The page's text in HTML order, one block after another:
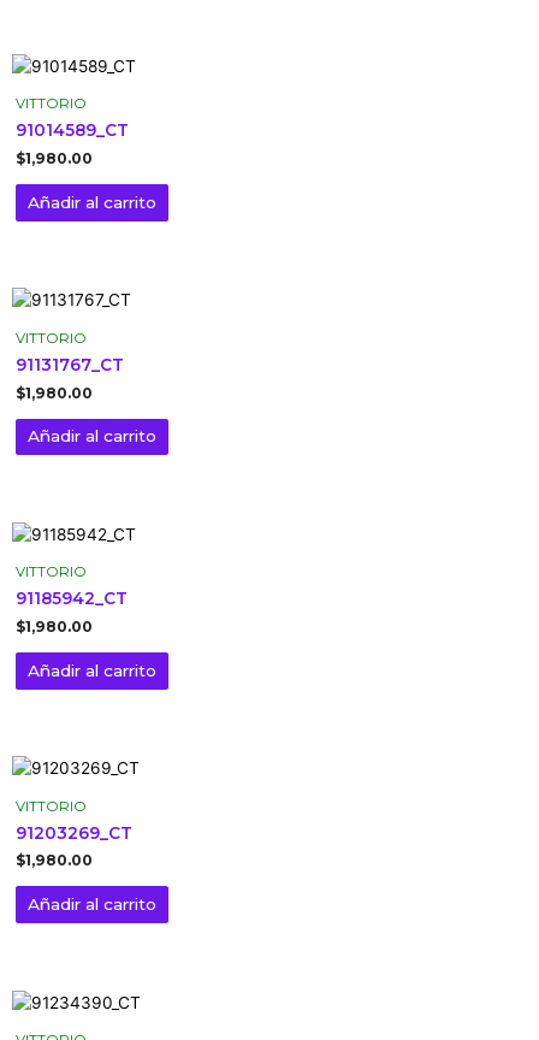
VITTORIO
91014589_CT
$1,980.00
Añadir al carrito
VITTORIO
91131767_CT
$1,980.00
Añadir al carrito
VITTORIO
91185942_CT
$1,980.00
Añadir al carrito
VITTORIO
91203269_CT
$1,980.00
Añadir al carrito